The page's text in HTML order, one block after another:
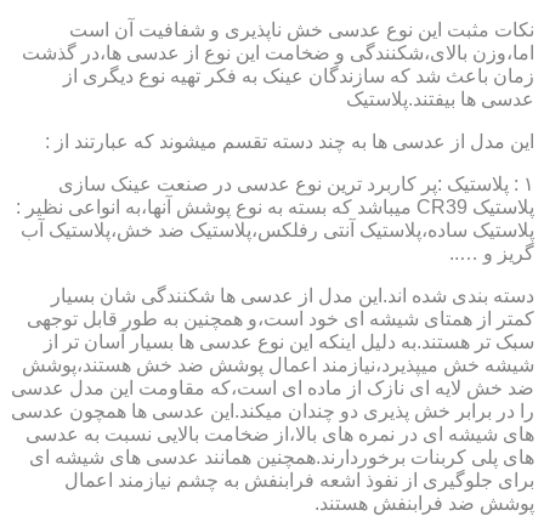
نکات مثبت این نوع عدسی خش ناپذیری و شفافیت آن است
اما،وزن بالای،شکنندگی و ضخامت این نوع از عدسی ها،در گذشت
زمان باعث شد که سازندگان عینک به فکر تهیه نوع دیگری از
عدسی ها بیفتند.پلاستیک
این مدل از عدسی ها به چند دسته تقسم میشوند که عبارتند از :
۱ : پلاستیک :پر کاربرد ترین نوع عدسی در صنعت عینک سازی
پلاستیک CR39 میباشد که بسته به نوع پوشش آنها،به انواعی نظیر :
پلاستیک ساده،پلاستیک آنتی رفلکس،پلاستیک ضد خش،پلاستیک آب
گریز و …..
دسته بندی شده اند.این مدل از عدسی ها شکنندگی شان بسیار
کمتر از همتای شیشه ای خود است،و همچنین به طور قابل توجهی
سبک تر هستند.به دلیل اینکه این نوع عدسی ها بسیار آسان تر از
شیشه خش میپذیرد،نیازمند اعمال پوشش ضد خش هستند،پوشش
ضد خش لایه ای نازک از ماده ای است،که مقاومت این مدل عدسی
را در برابر خش پذیری دو چندان میکند.این عدسی ها همچون عدسی
های شیشه ای در نمره های بالا،از ضخامت بالایی نسبت به عدسی
های پلی کربنات برخوردارند.همچنین همانند عدسی های شیشه ای
برای جلوگیری از نفوذ اشعه فرابنفش به چشم نیازمند اعمال
پوشش ضد فرابنفش هستند.